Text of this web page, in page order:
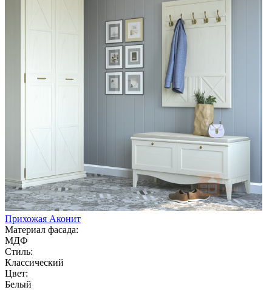
Прихожая Аконит
Материал фасада:
МДФ
Стиль:
Классический
Цвет:
Белый